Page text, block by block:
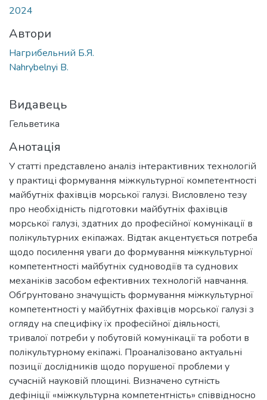
2024
Автори
Нагрибельний Б.Я.
Nahrybelnyi B.
Видавець
Гельветика
Анотація
У статті представлено аналіз інтерактивних технологій
у практиці формування міжкультурної компетентності
майбутніх фахівців морської галузі. Висловлено тезу
про необхідність підготовки майбутніх фахівців
морської галузі, здатних до професійної комунікації в
полікультурних екіпажах. Відтак акцентується потреба
щодо посилення уваги до формування міжкультурної
компетентності майбутніх судноводіїв та суднових
механіків засобом ефективних технологій навчання.
Обґрунтовано значущість формування міжкультурної
компетентності у майбутніх фахівців морської галузі з
огляду на специфіку їх професійної діяльності,
тривалої потреби у побутовій комунікації та роботи в
полікультурному екіпажі. Проаналізовано актуальні
позиції дослідників щодо порушеної проблеми у
сучасній науковій площині. Визначено сутність
дефініції «міжкультурна компетентність» співвідносно